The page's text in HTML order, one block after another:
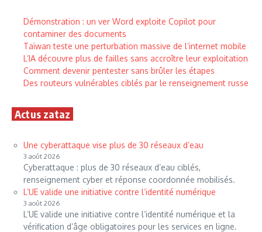
Démonstration : un ver Word exploite Copilot pour
contaminer des documents
Taïwan teste une perturbation massive de l’internet mobile
L’IA découvre plus de failles sans accroître leur exploitation
Comment devenir pentester sans brûler les étapes
Des routeurs vulnérables ciblés par le renseignement russe
Actus zataz
Une cyberattaque vise plus de 30 réseaux d’eau
3 août 2026
Cyberattaque : plus de 30 réseaux d’eau ciblés,
renseignement cyber et réponse coordonnée mobilisés.
L’UE valide une initiative contre l’identité numérique
3 août 2026
L’UE valide une initiative contre l’identité numérique et la
vérification d’âge obligatoires pour les services en ligne.